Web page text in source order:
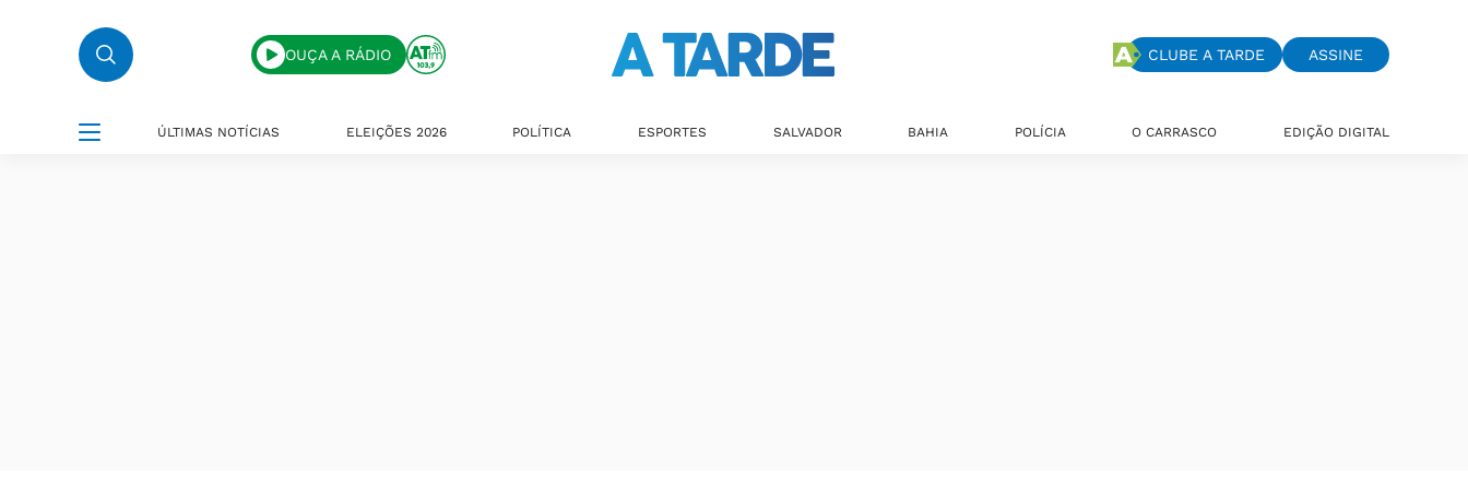
OUÇA A RÁDIO CLUBE A TARDE ASSINE
ÚLTIMAS NOTÍCIAS ELEIÇÕES 2026 POLÍTICA ESPORTES SALVADOR BAHIA POLÍCIA O CARRASCO EDIÇÃO DIGITAL